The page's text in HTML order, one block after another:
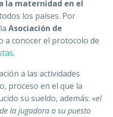
la maternidad en el
los países. Por
Asociación de
a conocer el protocolo de
.
a las actividades
proceso en el que la
su sueldo, además: «el
la jugadora a su puesto